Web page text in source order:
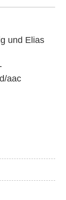
und Elias
aac